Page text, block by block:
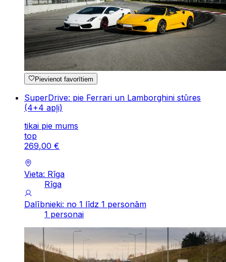
Pievienot favorītiem
SuperDrive: pie Ferrari un Lamborghini stūres
(4+4 apļi)
tikai pie mums
top
269,00 €
Vieta: Rīga
Rīga
Dalībnieki: no 1 līdz 1 personām
1 personai